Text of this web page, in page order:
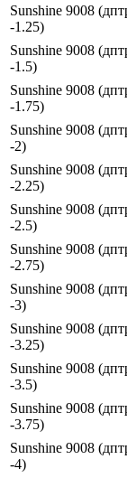
Sunshine 9008
-1.25)
Sunshine 9008
-1.5)
Sunshine 9008
-1.75)
Sunshine 9008
-2)
Sunshine 9008
-2.25)
Sunshine 9008
-2.5)
Sunshine 9008
-2.75)
Sunshine 9008
-3)
Sunshine 9008
-3.25)
Sunshine 9008
-3.5)
Sunshine 9008
-3.75)
Sunshine 9008
-4)